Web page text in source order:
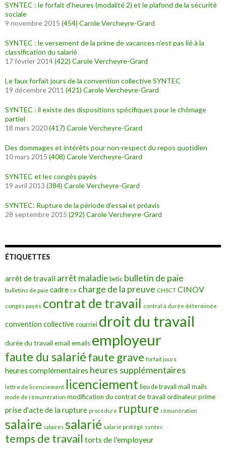
SYNTEC : le forfait d’heures (modalité 2) et le plafond de la sécurité
sociale
9 novembre 2015 (454) Carole Vercheyre-Grard
SYNTEC : le versement de la prime de vacances n’est pas lié à la
classification du salarié
17 février 2014(422) Carole Vercheyre-Grard
Le faux forfait jours de la convention collective SYNTEC
19 décembre 2011 (421) Carole Vercheyre-Grard
SYNTEC : il existe des dispositions spécifiques pour le chômage
partiel
18 mars 2020(417) Carole Vercheyre-Grard
Des dommages et intérêts pour non-respect du repos quotidien
10 mars 2015 (408) Carole Vercheyre-Grard
SYNTEC et les congés payés
19 avril 2013 (384) Carole Vercheyre-Grard
SYNTEC: Rupture de la période d’essai et préavis
28 septembre 2015 (292) Carole Vercheyre-Grard
ÉTIQUETTES
arrêt de travail arrêt maladie betic bulletin de paie
bulletins de paie cadre ce charge de la preuve CHSCT CINOV
congés payés contrat de travail contrat à durée déterminée
convention collective courriel droit du travail
durée du travail email emails employeur
faute du salariéfaute grave forfait jours
heures complémentaires heures supplémentaires
lettre de licenciement licenciement lieu de travail mail mails
mode de rémunération modification du contrat de travail ordinateur prime
prise d'acte de la rupture procédure rupture rémunération
salaire salaires salarié salarié protégé syntec
temps de travail torts de l'employeur